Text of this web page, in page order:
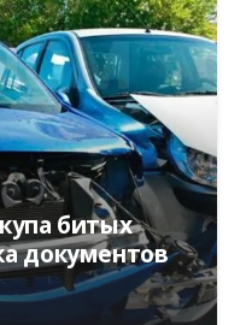
битых
документов